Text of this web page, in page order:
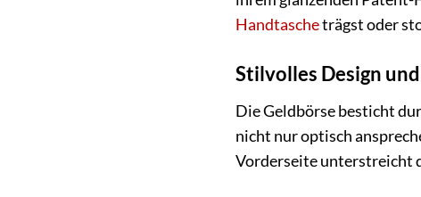
Handtascheträgst oder
Stilvolles Design
Die Geldbörse besticht
nicht nur optisch
Vorderseite unterstreicht